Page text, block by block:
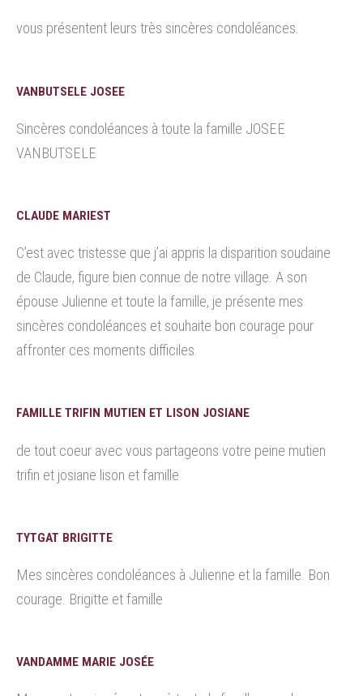
vous présentent leurs très sincères condoléances.
VANBUTSELE JOSEE
Sincères condoléances à toute la famille JOSEE
VANBUTSELE
CLAUDE MARIEST
C’est avec tristesse que j’ai appris la disparition soudaine
de Claude, figure bien connue de notre village. A son
épouse Julienne et toute la famille, je présente mes
sincères condoléances et souhaite bon courage pour
affronter ces moments difficiles.
FAMILLE TRIFIN MUTIEN ET LISON JOSIANE
de tout coeur avec vous partageons votre peine mutien
trifin et josiane lison et famille
TYTGAT BRIGITTE
Mes sincères condoléances à Julienne et la famille. Bon
courage. Brigitte et famille
VANDAMME MARIE JOSÉE